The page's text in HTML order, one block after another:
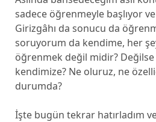
sadece öğrenmeyle başlıyor
Girizgâhı da sonucu da
soruyorum da kendime, her
öğrenmek değil midir?
kendimize? Ne oluruz, ne
durumda?
İşte bugün tekrar hatırladım